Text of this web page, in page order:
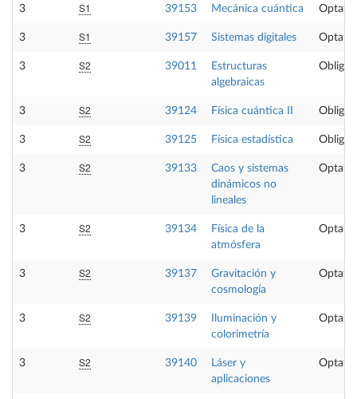
3 S1 39153 Mecánica cuántica
3 S1 39157 Sistemas digitales
3 S2 39011
Estructuras
algebraicas
3 S2 39124 Física cuántica II
3 S2 39125 Física estadística
3 S2 39133
Caos y sistemas
dinámicos no
lineales
3 S2 39134
Física de la
atmósfera
3 S2 39137
Gravitación y
cosmología
3 S2 39139
Iluminación y
colorimetría
3 S2 39140
Láser y
aplicaciones